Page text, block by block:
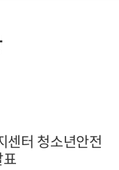
터 청소년안전